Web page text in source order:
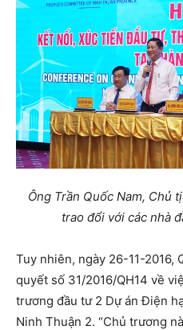
Ông Trần Quốc Nam, Chủ
trao đổi với các nhà
Tuy nhiên, ngày 26-11-2016,
quyết số 31/2016/QH14 về
trương đầu tư 2 Dự án Điện
Ninh Thuận 2. “Chủ trương